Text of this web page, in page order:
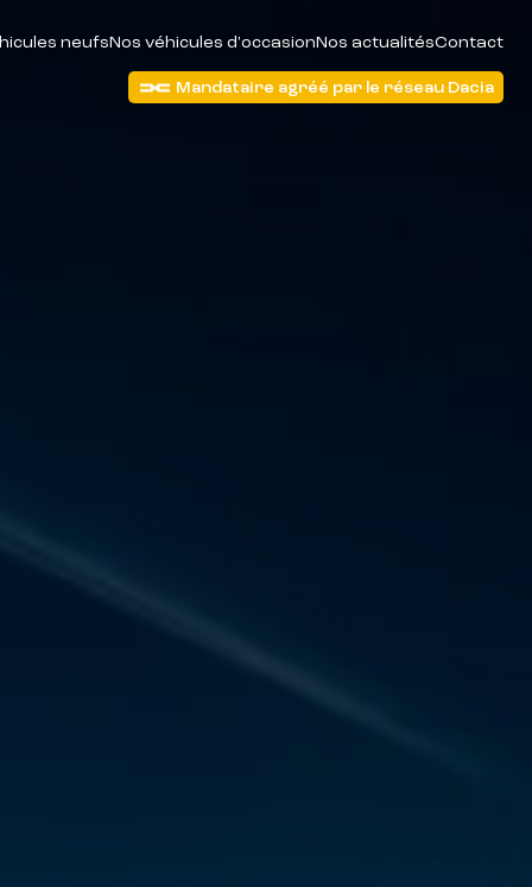
neufsNos véhicules d'occasionNos actualitésContact
Mandataire agréé par le réseau Dacia